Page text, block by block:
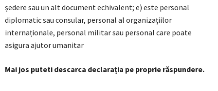
ședere sau un alt document echivalent; e) este personal
diplomatic sau consular, personal al organizațiilor
internaționale, personal militar sau personal care poate
asigura ajutor umanitar
Mai jos puteti descarca declarația pe proprie răspundere.